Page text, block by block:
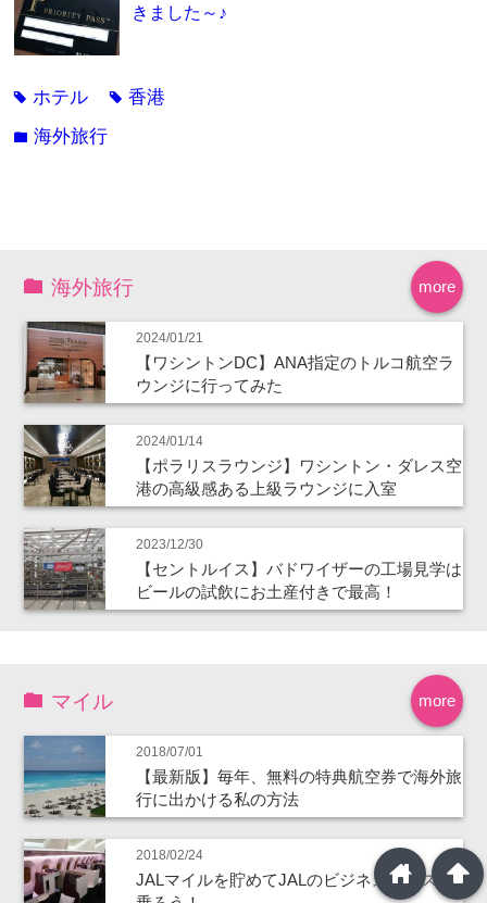
きました～♪
tag ホテル tag香港
folder海外旅行
more
海外旅行
2024/01/21
【ワシントンDC】ANA指定のトルコ航空ラ
ウンジに行ってみた
2024/01/14
【ポラリスラウンジ】ワシントン・ダレス空
港の高級感ある上級ラウンジに入室
2023/12/30
【セントルイス】バドワイザーの工場見学は
ビールの試飲にお土産付きで最高！
more
マイル
2018/07/01
【最新版】毎年、無料の特典航空券で海外旅
行に出かける私の方法
2018/02/24
JALマイルを貯めてJALのビジネスクラスにarrowup
home